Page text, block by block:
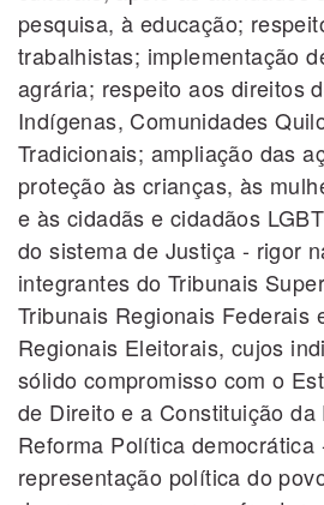
pesquisa, à educação;
trabalhistas; implementação
agrária; respeito aos direitos
Indígenas, Comunidades
Tradicionais; ampliação das
proteção às crianças, às
e às cidadãs e cidadãos
do sistema de Justiça - rigor
integrantes do Tribunais
Tribunais Regionais Federais
Regionais Eleitorais, cujos
sólido compromisso com o
de Direito e a Constituição da
Reforma Política
representação política do